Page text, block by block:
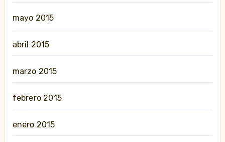
mayo 2015
abril 2015
marzo 2015
febrero 2015
enero 2015